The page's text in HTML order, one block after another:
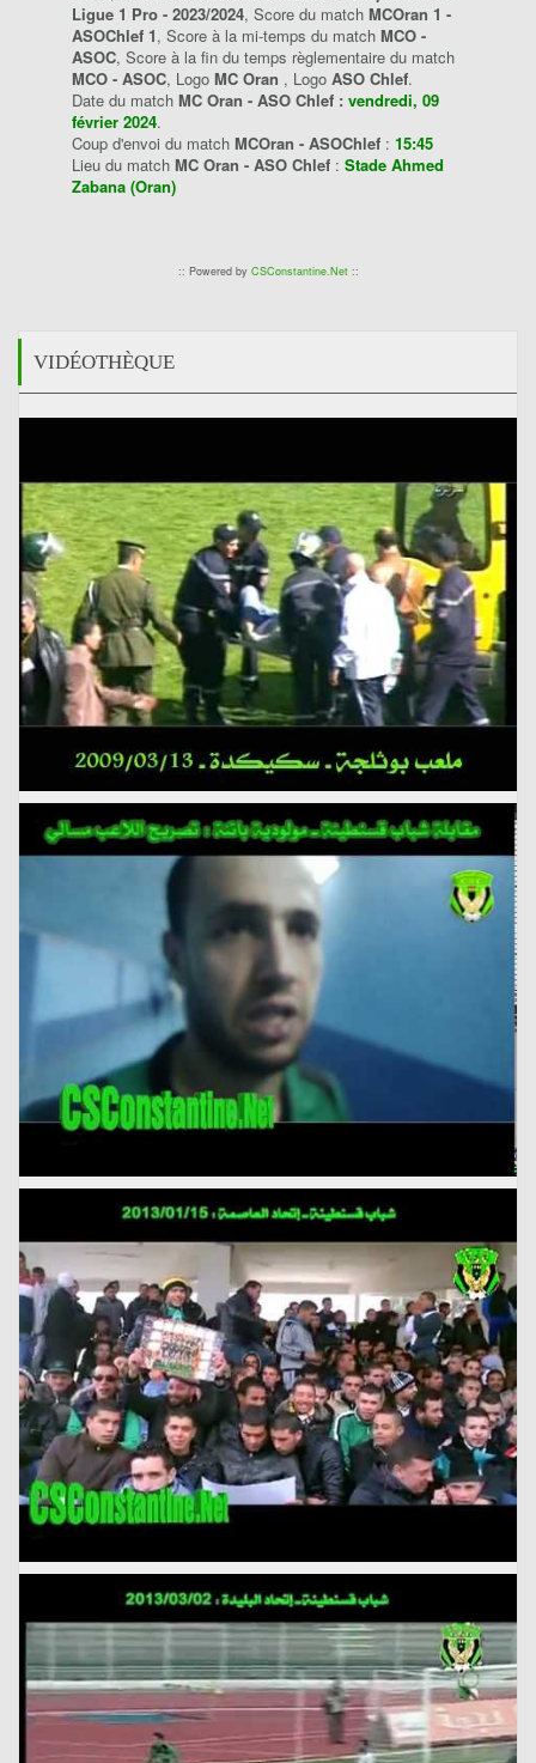
Ligue 1 Pro - 2023/2024, Score du match MCOran 1 -
ASOChlef 1, Score à la mi-temps du match MCO -
ASOC, Score à la fin du temps règlementaire du match
MCO - ASOC, Logo MC Oran , Logo ASO Chlef.
Date du match MC Oran - ASO Chlef : vendredi, 09
février 2024.
Coup d'envoi du match MCOran - ASOChlef : 15:45
Lieu du match MC Oran - ASO Chlef : Stade Ahmed
Zabana (Oran)
:: Powered by CSConstantine.Net::
VIDÉOTHÈQUE